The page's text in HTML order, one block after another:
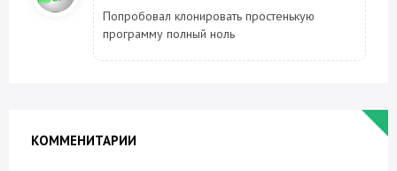
Попробовал клонировать простенькую
программу полный ноль
КОММЕНИТАРИИ